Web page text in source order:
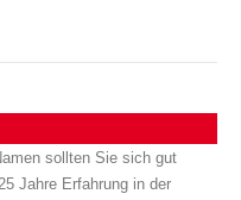
sollten Sie sich gut
Jahre Erfahrung in der